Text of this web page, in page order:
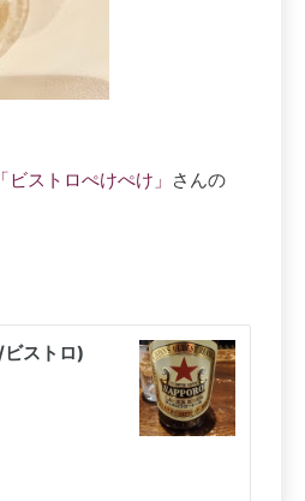
「ビストロぺけぺけ」
さんの